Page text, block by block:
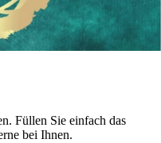
Füllen Sie einfach das
bei Ihnen.